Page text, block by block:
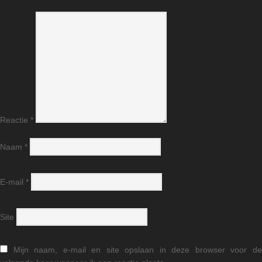
Reactie *
Naam *
E-mail *
Site
Mijn naam, e-mail en site opslaan in deze browser voor de